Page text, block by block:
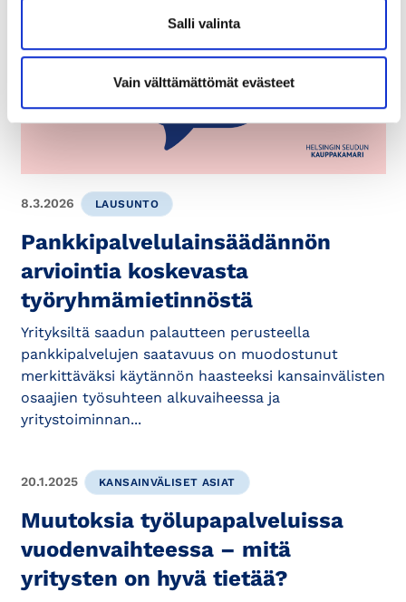
Salli valinta
Vain välttämättömät evästeet
8.3.2026 LAUSUNTO
Pankkipalvelulainsäädännön
arviointia koskevasta
työryhmämietinnöstä
Yrityksiltä saadun palautteen perusteella
pankkipalvelujen saatavuus on muodostunut
merkittäväksi käytännön haasteeksi kansainvälisten
osaajien työsuhteen alkuvaiheessa ja
yritystoiminnan...
20.1.2025 KANSAINVÄLISET ASIAT
Muutoksia työlupapalveluissa
vuodenvaihteessa – mitä
yritysten on hyvä tietää?